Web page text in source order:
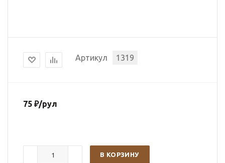
Артикул 1319
75 ₽/рул
В КОРЗИНУ